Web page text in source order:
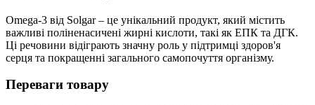
Omega-3 від Solgar – це унікальний продукт, який містить
важливі поліненасичені жирні кислоти, такі як ЕПК та ДГК.
Ці речовини відіграють значну роль у підтримці здоров'я
серця та покращенні загального самопочуття організму.
Переваги товару